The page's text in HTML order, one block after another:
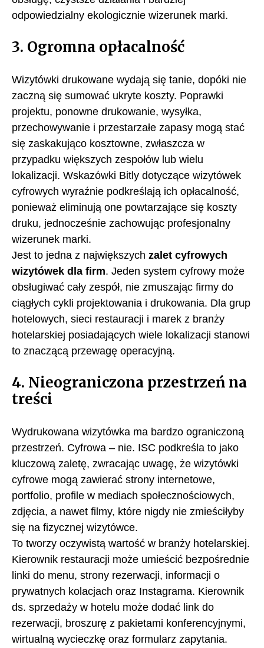
odpowiedzialny ekologicznie wizerunek marki.
3. Ogromna opłacalność
Wizytówki drukowane wydają się tanie, dopóki nie
zaczną się sumować ukryte koszty. Poprawki
projektu, ponowne drukowanie, wysyłka,
przechowywanie i przestarzałe zapasy mogą stać
się zaskakująco kosztowne, zwłaszcza w
przypadku większych zespołów lub wielu
lokalizacji. Wskazówki Bitly dotyczące wizytówek
cyfrowych wyraźnie podkreślają ich opłacalność,
ponieważ eliminują one powtarzające się koszty
druku, jednocześnie zachowując profesjonalny
wizerunek marki.
Jest to jedna z największych zalet cyfrowych
wizytówek dla firm. Jeden system cyfrowy może
obsługiwać cały zespół, nie zmuszając firmy do
ciągłych cykli projektowania i drukowania. Dla grup
hotelowych, sieci restauracji i marek z branży
hotelarskiej posiadających wiele lokalizacji stanowi
to znaczącą przewagę operacyjną.
4. Nieograniczona przestrzeń na
treści
Wydrukowana wizytówka ma bardzo ograniczoną
przestrzeń. Cyfrowa – nie. ISC podkreśla to jako
kluczową zaletę, zwracając uwagę, że wizytówki
cyfrowe mogą zawierać strony internetowe,
portfolio, profile w mediach społecznościowych,
zdjęcia, a nawet filmy, które nigdy nie zmieściłyby
się na fizycznej wizytówce.
To tworzy oczywistą wartość w branży hotelarskiej.
Kierownik restauracji może umieścić bezpośrednie
linki do menu, strony rezerwacji, informacji o
prywatnych kolacjach oraz Instagrama. Kierownik
ds. sprzedaży w hotelu może dodać link do
rezerwacji, broszurę z pakietami konferencyjnymi,
wirtualną wycieczkę oraz formularz zapytania.